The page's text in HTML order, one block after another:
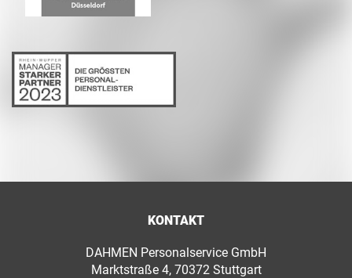
KONTAKT
DAHMEN Personalservice GmbH
Marktstraße 4, 70372 Stuttgart